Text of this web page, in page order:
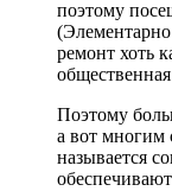
поэтому
ремонт хоть
Поэтому
а вот многим
называется